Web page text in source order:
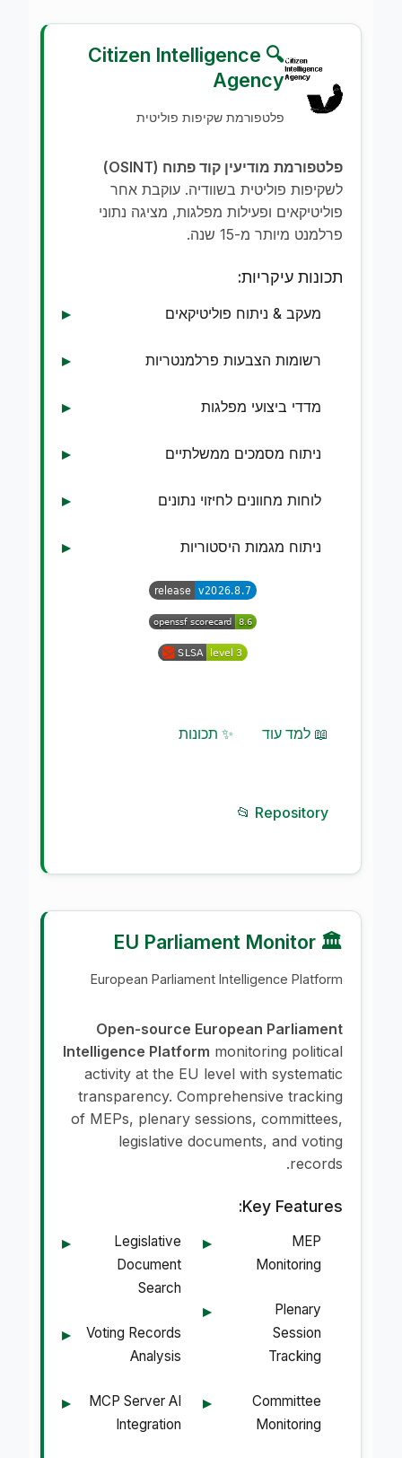
🔍 Citizen Intelligence
Agency
פלטפורמת שקיפות פוליטית
פלטפורמת מודיעין קוד פתוח (OSINT)
לשקיפות פוליטית בשוודיה. עוקבת אחר
פוליטיקאים ופעילות מפלגות, מציגה נתוני
פרלמנט מיותר מ-15 שנה.
תכונות עיקריות:
מעקב & ניתוח פוליטיקאים
רשומות הצבעות פרלמנטריות
מדדי ביצועי מפלגות
ניתוח מסמכים ממשלתיים
לוחות מחוונים לחיזוי נתונים
ניתוח מגמות היסטוריות
📖 למד עוד ✨ תכונות
📂 Repository
🏛️ EU Parliament Monitor
European Parliament Intelligence Platform
Open-source European Parliament
Intelligence Platform monitoring political
activity at the EU level with systematic
transparency. Comprehensive tracking
of MEPs, plenary sessions, committees,
legislative documents, and voting
records.
Key Features:
MEP
Monitoring
Plenary
Session
Tracking
Committee
Monitoring
Legislative
Document
Search
Voting Records
Analysis
MCP Server AI
Integration